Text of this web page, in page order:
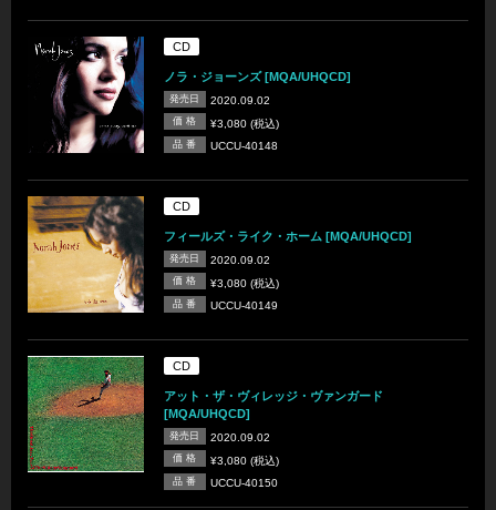
CD
ノラ・ジョーンズ [MQA/UHQCD]
発売日 2020.09.02
価 格 ¥3,080 (税込)
品 番 UCCU-40148
CD
フィールズ・ライク・ホーム [MQA/UHQCD]
発売日 2020.09.02
価 格 ¥3,080 (税込)
品 番 UCCU-40149
CD
アット・ザ・ヴィレッジ・ヴァンガード
[MQA/UHQCD]
発売日 2020.09.02
価 格 ¥3,080 (税込)
品 番 UCCU-40150